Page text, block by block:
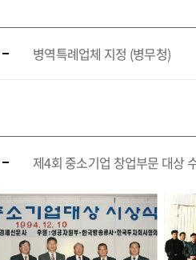
병역특례업체 지정 (병무청)
제4회 중소기업 창업부문 대상